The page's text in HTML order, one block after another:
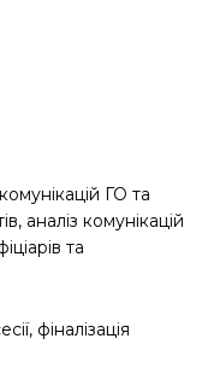
ГО та
аналіз комунікацій
та
фіналізація